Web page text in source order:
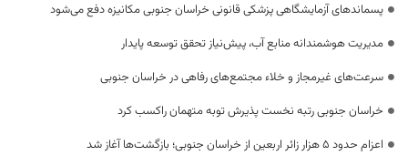
پسماندهای آزمایشگاهی پزشکی قانونی خراسان جنوبی مکانیزه دفع می‌شود
مدیریت هوشمندانه منابع آب، پیش‌نیاز تحقق توسعه پایدار
سرعت‌های غیرمجاز و خلاء مجتمع‌های رفاهی در خراسان جنوبی
خراسان جنوبی رتبه نخست پذیرش توبه متهمان راکسب کرد
اعزام حدود 5 هزار زائر اربعین از خراسان جنوبی؛ بازگشت‌ها آغاز شد